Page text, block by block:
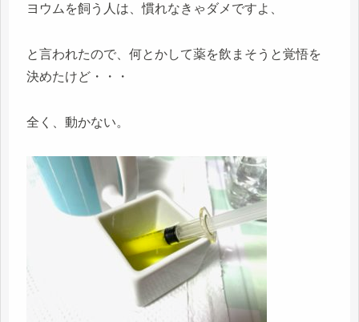
ヨウムを飼う人は、慣れなきゃダメですよ、
と言われたので、何とかして薬を飲まそうと覚悟を
決めたけど・・・
全く、動かない。